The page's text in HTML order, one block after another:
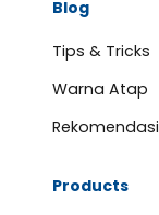
Blog
Tips & Tricks
Warna Atap
Rekomendasi
Products